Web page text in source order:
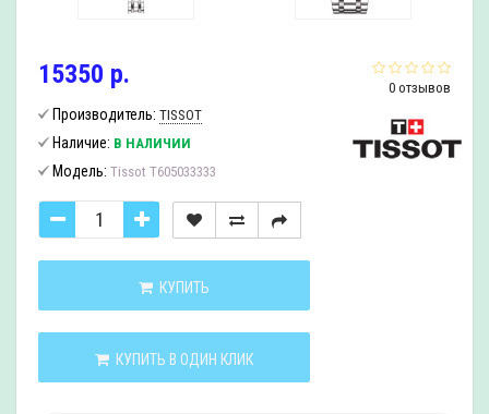
0 отзывов
15350 р.
Производитель: TISSOT
Наличие: В НАЛИЧИИ
Модель: Tissot T605033333
КУПИТЬ
КУПИТЬ В ОДИН КЛИК